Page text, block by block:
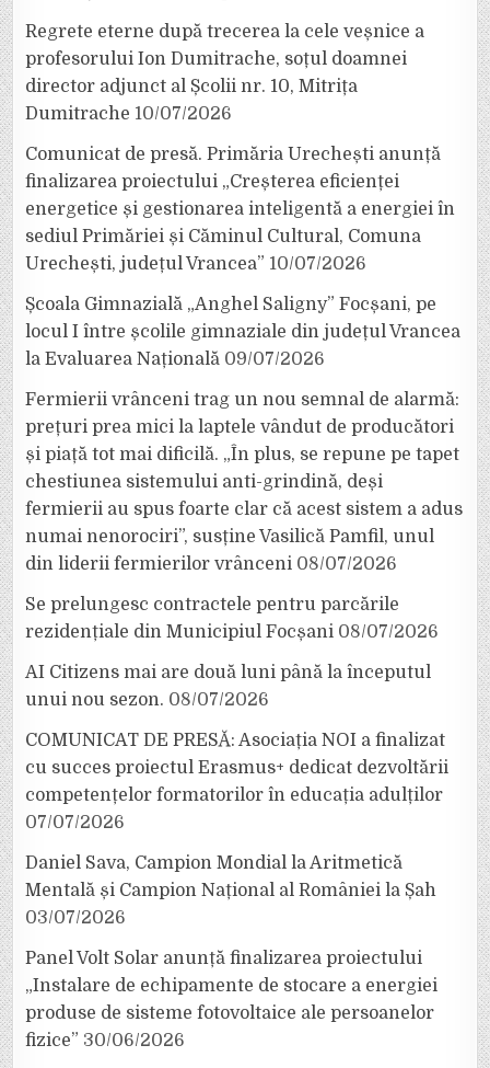
Regrete eterne după trecerea la cele veșnice a
profesorului Ion Dumitrache, soțul doamnei
director adjunct al Școlii nr. 10, Mitrița
Dumitrache 10/07/2026
Comunicat de presă. Primăria Urechești anunță
finalizarea proiectului „Creșterea eficienței
energetice și gestionarea inteligentă a energiei în
sediul Primăriei și Căminul Cultural, Comuna
Urechești, județul Vrancea” 10/07/2026
Școala Gimnazială „Anghel Saligny” Focșani, pe
locul I între școlile gimnaziale din județul Vrancea
la Evaluarea Națională 09/07/2026
Fermierii vrânceni trag un nou semnal de alarmă:
prețuri prea mici la laptele vândut de producători
și piață tot mai dificilă. „În plus, se repune pe tapet
chestiunea sistemului anti-grindină, deși
fermierii au spus foarte clar că acest sistem a adus
numai nenorociri”, susține Vasilică Pamfil, unul
din liderii fermierilor vrânceni 08/07/2026
Se prelungesc contractele pentru parcările
rezidențiale din Municipiul Focșani 08/07/2026
AI Citizens mai are două luni până la începutul
unui nou sezon. 08/07/2026
COMUNICAT DE PRESĂ: Asociația NOI a finalizat
cu succes proiectul Erasmus+ dedicat dezvoltării
competențelor formatorilor în educația adulților
07/07/2026
Daniel Sava, Campion Mondial la Aritmetică
Mentală și Campion Național al României la Șah
03/07/2026
Panel Volt Solar anunță finalizarea proiectului
„Instalare de echipamente de stocare a energiei
produse de sisteme fotovoltaice ale persoanelor
fizice” 30/06/2026